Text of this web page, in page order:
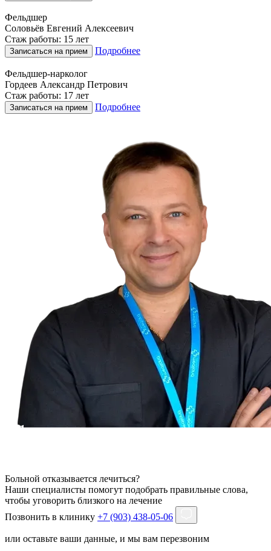
Фельдшер
Соловьёв Евгений Алексеевич
Стаж работы: 15 лет
Записаться на прием Подробнее
Фельдшер-нарколог
Гордеев Александр Петрович
Стаж работы: 17 лет
Записаться на прием Подробнее
Больной отказывается лечиться?
Наши специалисты помогут подобрать правильные слова,
чтобы уговорить близкого на лечение
Позвонить в клинику +7 (903) 438-05-06
или оставьте ваши данные, и мы вам перезвоним